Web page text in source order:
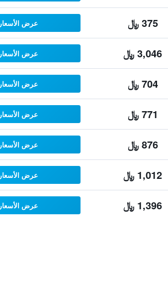
375 ﷼ عرض الأسعار
3,046 ﷼ عرض الأسعار
704 ﷼ عرض الأسعار
771 ﷼ عرض الأسعار
876 ﷼ عرض الأسعار
1,012 ﷼ عرض الأسعار
1,396 ﷼ عرض الأسعار